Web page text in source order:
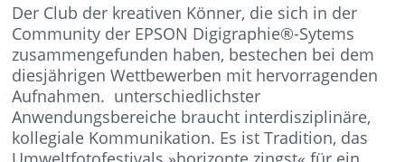
Der Club der kreativen Könner, die sich in der
Community der EPSON Digigraphie®-Sytems
zusammengefunden haben, bestechen bei dem
diesjährigen Wettbewerben mit hervorragenden
Aufnahmen. unterschiedlichster
Anwendungsbereiche braucht interdisziplinäre,
kollegiale Kommunikation. Es ist Tradition, das